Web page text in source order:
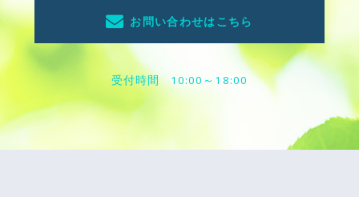
お問い合わせはこちら
受付時間 10:00～18:00